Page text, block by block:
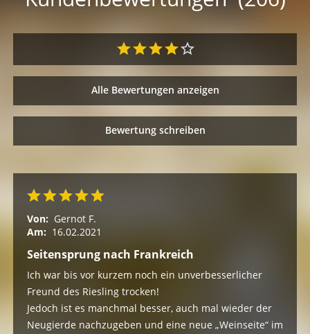
Alle Bewertungen anzeigen
Bewertung schreiben
Von: Gernot F.
Am: 16.02.2021
Seitensprung nach Frankreich
Ich war bis vor kurzem noch ein unverbesserlicher
Freund des Riesling trocken!
Jedoch ist es manchmal besser, auch mal wieder der
Neugierde nachzugeben und eine neue „Weinseite“ im